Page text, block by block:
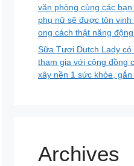
văn phòng cùng các
phụ nữ sẽ được tôn
ong cách thật năng
Sữa Tươi Dutch Lady
tham gia với cộng đồng
xây nền 1 sức khỏe,
Archives